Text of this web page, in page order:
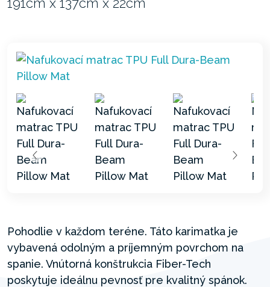
Pohodlie v každom teréne. Táto karimatka je
vybavená odolným a príjemným povrchom na
spanie. Vnútorná konštrukcia Fiber-Tech
poskytuje ideálnu pevnosť pre kvalitný spánok.